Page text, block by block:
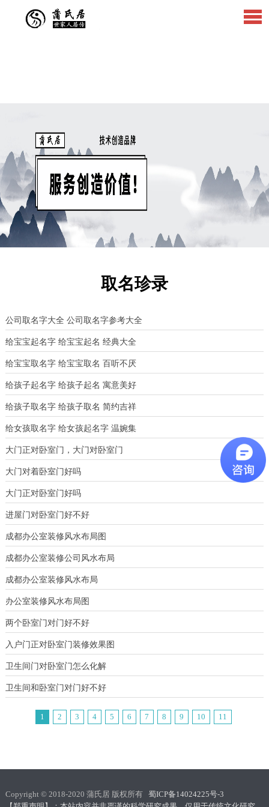
取名珍录
公司取名字大全 公司取名字参考大全
给宝宝起名字 给宝宝起名 经典大全
给宝宝取名字 给宝宝取名 百听不厌
给孩子起名字 给孩子起名 寓意美好
给孩子取名字 给孩子取名 简约吉祥
给女孩取名字 给女孩起名字 温婉集
大门正对卧室门，大门对卧室门
大门对着卧室门好吗
大门正对卧室门好吗
进屋门对卧室门好不好
成都办公室装修风水布局图
成都办公室装修公司风水布局
成都办公室装修风水布局
办公室装修风水布局图
两个卧室门对门好不好
入户门正对卧室门装修效果图
卫生间门对卧室门怎么化解
卫生间和卧室门对门好不好
1 2 3 4 5 6 7 8 9 10 11
Copyright © 2018-2020 蒲氏居 版权所有 蜀ICP备14024225号-3